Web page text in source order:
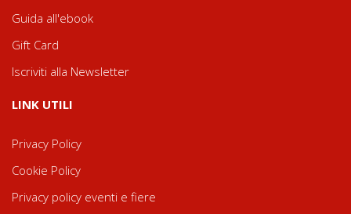
Guida all'ebook
Gift Card
Iscriviti alla Newsletter
LINK UTILI
Privacy Policy
Cookie Policy
Privacy policy eventi e fiere